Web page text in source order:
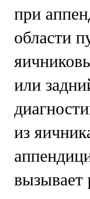
при
области
или
из
вызывает